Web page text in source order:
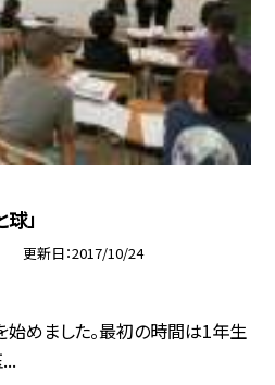
」
更新日 2017/10/24
始めました。最初の時間は1年生